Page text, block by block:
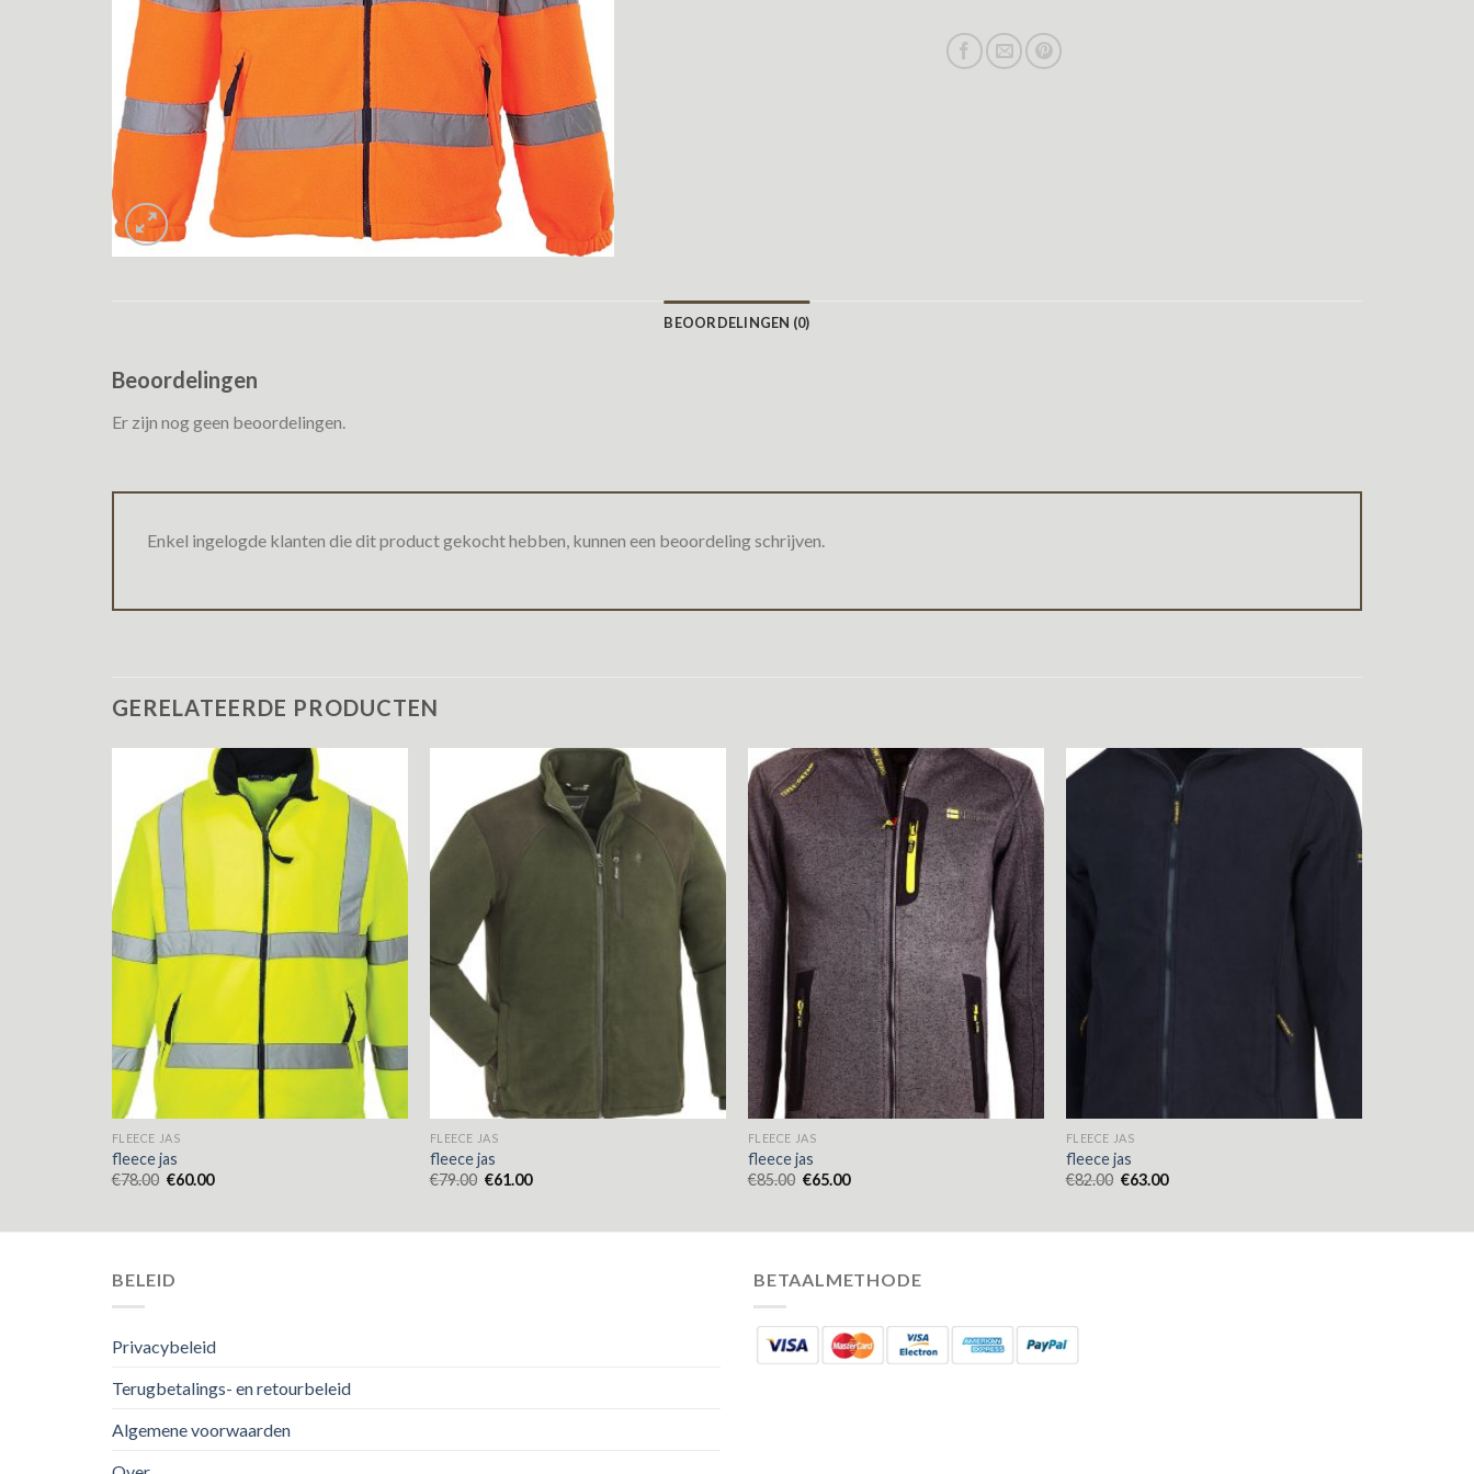
BEOORDELINGEN (0)
Beoordelingen
Er zijn nog geen beoordelingen.
Enkel ingelogde klanten die dit product gekocht hebben, kunnen een beoordeling schrijven.
GERELATEERDE PRODUCTEN
FLEECE JAS
fleece jas
€78.00 €60.00
FLEECE JAS
fleece jas
€79.00 €61.00
FLEECE JAS
fleece jas
€85.00 €65.00
FLEECE JAS
fleece jas
€82.00 €63.00
BELEID
Privacybeleid
Terugbetalings- en retourbeleid
Algemene voorwaarden
BETAALMETHODE